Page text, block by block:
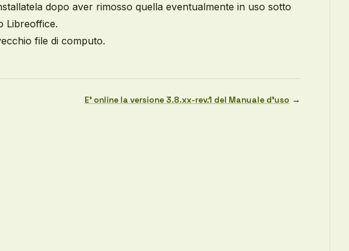
dopo aver rimosso quella eventualmente in uso sotto
Libreoffice.
file di computo.
E’ online la versione 3.8.xx-rev.1 del Manuale d’uso →